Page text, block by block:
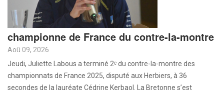
championne de France du contre-la-montre
Aoû 09, 2026
Jeudi, Juliette Labous a terminé 2ᵉ du contre-la-montre des
championnats de France 2025, disputé aux Herbiers, à 36
secondes de la lauréate Cédrine Kerbaol. La Bretonne s’est